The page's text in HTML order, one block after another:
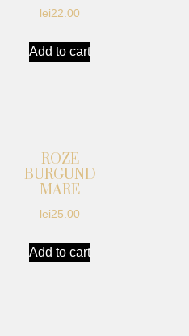
lei22.00
Add to cart
ROZE
BURGUND
MARE
lei25.00
Add to cart